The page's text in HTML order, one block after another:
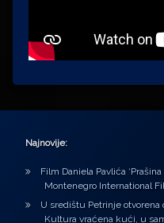
Najnovije:
Film Daniela Pavlića
Montenegro International
U središtu Petrinje otvorena
Kultura vraćena kući, u